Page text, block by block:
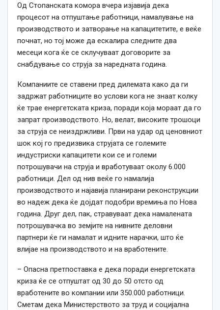
Од Стопанската комора вчера изјавија дека
процесот на отпуштање работници, намалување на
производството и затворање на капацитетите, е веќе
почнат, но тој може да ескалира следните два
месеци кога ќе се склучуваат договорите за
снабдување со струја за наредната година.
Компаниите се ставени пред дилемата како да ги
задржат работниците во услови кога не знаат колку
ќе трае енергетската криза, поради која мораат да го
запрат производството. Но, велат, високите трошоци
за струја се неиздржливи. Први на удар од ценовниот
шок кој го предизвика струјата се големите
индустриски капацитети кои се и големи
потрошувачи на струја и вработуваат околу 6.000
работници. Дел од нив веќе го намалија
производството и најавија планирани реконструкции
во надеж дека ќе дојдат подобри времиња по Нова
година. Друг дел, пак, стравуваат дека намалената
потрошувачка во земјите на нивните деловни
партнери ќе ги намалат и идните нарачки, што ќе
влијае на производството и на вработените.
– Опасна претпоставка e дека поради енергетската
криза ќе се отпуштат од 30 до 50 отсто од
вработените во компании или 350.000 работници.
Сметам дека Министерството за труд и социјална